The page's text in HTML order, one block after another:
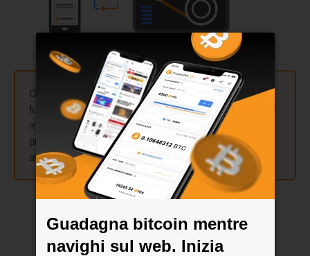
Guadagna bitcoin mentre
navighi sul web. Inizia
Ottieni un mining fino a300 volte più veloceusando la
funzione Cloud.Boost sul tuo dispositivo mobile! Attiva i
moltiplicatoriX2, X5,X10o X15e combinali come
preferisci: si sommeranno e accorderanno una volta
avviato il mining.